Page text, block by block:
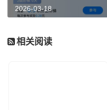
2026-03-18
相关阅读